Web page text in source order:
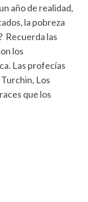
año de realidad,
la pobreza
Recuerda las
los
Las profecías
Los
que los